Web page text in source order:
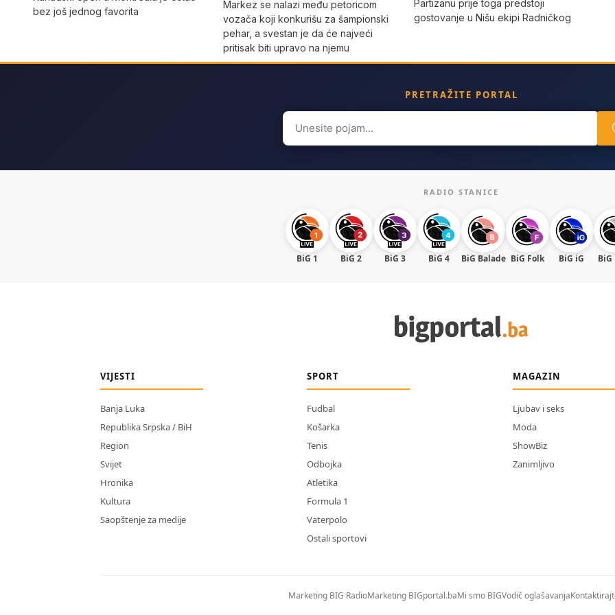
bez još jednog favorita
Markez se nalazi među petoricom
vozača koji konkurišu za šampionski
pehar, a svestan je da će najveći
pritisak biti upravo na njemu
Partizanu prije toga predstoji
gostovanje u Nišu ekipi Radničkog
PRETRAŽITE PORTAL
Search
for:
RADIO STANICE
BiG 1 BiG 2 BiG 3 BiG 4 BiG Balade BiG Folk BiG iG BiG
VIJESTI
Banja Luka
Republika Srpska / BiH
Region
Svijet
Hronika
Kultura
Saopštenje za medije
SPORT
Fudbal
Košarka
Tenis
Odbojka
Atletika
Formula 1
Vaterpolo
Ostali sportovi
MAGAZIN
Ljubav i seks
Moda
ShowBiz
Zanimljivo
Marketing BIG RadioMarketing BIGportal.baMi smo BIGVodič oglašavanja